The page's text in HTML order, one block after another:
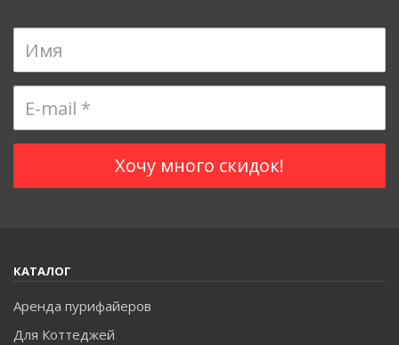
КАТАЛОГ
Аренда пурифайеров
Для Коттеджей